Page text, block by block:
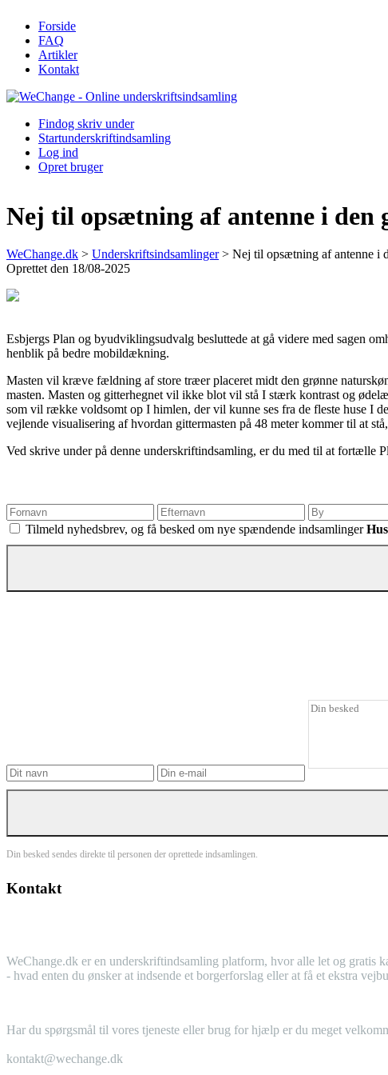
Forside
FAQ
Artikler
Kontakt
Findog skriv under
Startunderskriftindsamling
Log ind
Opret bruger
Nej til opsætning af antenne i den
WeChange.dk > Underskriftsindsamlinger > Nej til opsætning af antenne i
Oprettet den 18/08-2025
Esbjergs Plan og byudviklingsudvalg besluttede at gå videre med sagen
henblik på bedre mobildækning.
Masten vil kræve fældning af store træer placeret midt den grønne
masten. Masten og gitterhegnet vil ikke blot vil stå I stærk kontrast og
som vil række voldsomt op I himlen, der vil kunne ses fra de fleste huse I
vejlende visualisering af hvordan gittermasten på 48 meter kommer til at
Ved skrive under på denne underskriftindsamling, er du med til at fortælle
Tilmeld nyhedsbrev, og få besked om nye spændende indsamlinger
Din besked sendes direkte til personen der oprettede indsamlingen.
Kontakt
WeChange.dk er en underskriftindsamling platform, hvor alle let og gratis
- hvad enten du ønsker at indsende et borgerforslag eller at få et ekstra
Har du spørgsmål til vores tjeneste eller brug for hjælp er du meget
kontakt@wechange.dk